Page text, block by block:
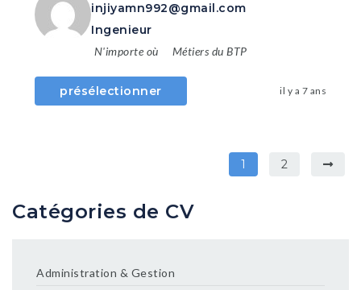
injiyamn992@gmail.com
Ingenieur
N'importe où Métiers du BTP
présélectionner il y a 7 ans
1 2
Catégories de CV
Administration & Gestion